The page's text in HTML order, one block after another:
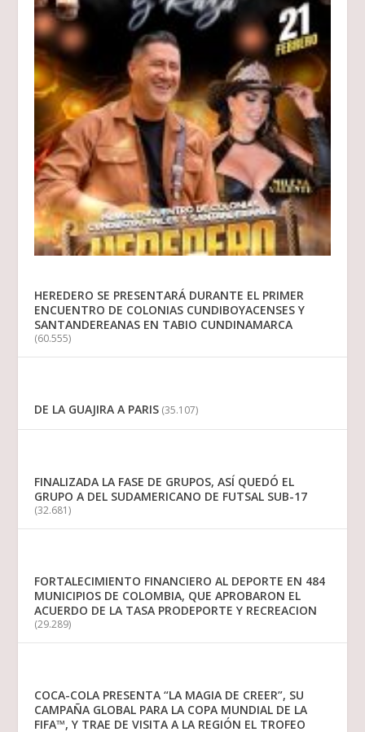
HEREDERO SE PRESENTARÁ DURANTE EL PRIMER
ENCUENTRO DE COLONIAS CUNDIBOYACENSES Y
SANTANDEREANAS EN TABIO CUNDINAMARCA
(60.555)
DE LA GUAJIRA A PARIS (35.107)
FINALIZADA LA FASE DE GRUPOS, ASÍ QUEDÓ EL
GRUPO A DEL SUDAMERICANO DE FUTSAL SUB-17
(32.681)
FORTALECIMIENTO FINANCIERO AL DEPORTE EN 484
MUNICIPIOS DE COLOMBIA, QUE APROBARON EL
ACUERDO DE LA TASA PRODEPORTE Y RECREACION
(29.289)
COCA-COLA PRESENTA “LA MAGIA DE CREER”, SU
CAMPAÑA GLOBAL PARA LA COPA MUNDIAL DE LA
FIFA™, Y TRAE DE VISITA A LA REGIÓN EL TROFEO